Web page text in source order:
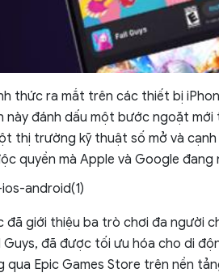
thức ra mắt trên các thiết bị
này đánh dấu một bước ngoặt
thị trường kỹ thuật số mở và
quyền mà Apple và Google đang
đã giới thiệu ba trò chơi đa người
Guys, đã được tối ưu hóa cho di
Epic Games Store trên nền